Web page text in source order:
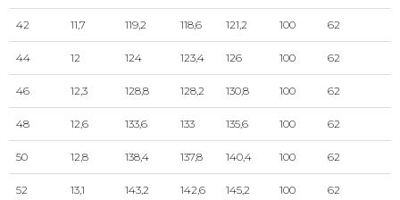
42 11,7 119,2 118,6 121,2 100 62
44 12 124 123,4 126 100 62
46 12,3 128,8 128,2 130,8 100 62
48 12,6 133,6 133 135,6 100 62
50 12,8 138,4 137,8 140,4 100 62
52 13,1 143,2 142,6 145,2 100 62